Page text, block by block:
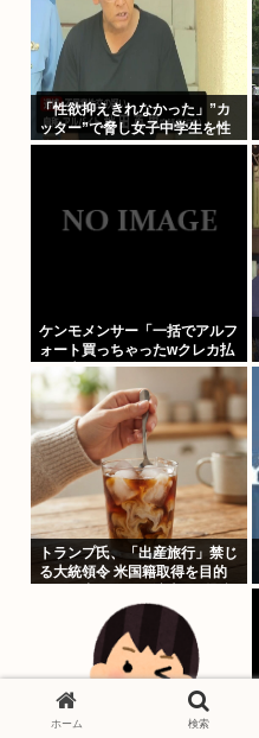
「性欲抑えきれなかった」”カ
ッター”で脅し女子中学生を性
的暴行か 自称アルバイトの56
ケンモメンサー「一括でアルフ
ォート買っちゃったwクレカ払
いで来月の俺ごめんねー」銀行
「デビットカードなんで即時引
き落としです」
トランプ氏、「出産旅行」禁じ
る大統領令 米国籍取得を目的
ホーム 検索